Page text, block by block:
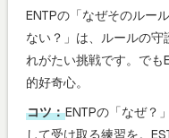
ENTPの「なぜそのルー
ない？」は、ルールの守
れがたい挑戦です。でも
的好奇心。
コツ：ENTPの「なぜ？
して受け取る練習を。